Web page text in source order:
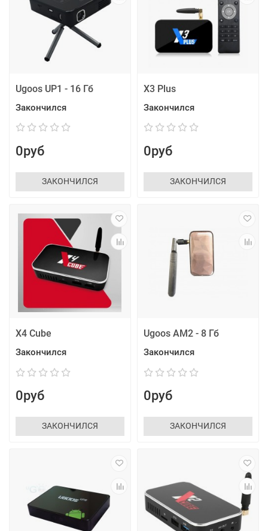
Ugoos UP1 - 16 Гб
Закончился
0руб
ЗАКОНЧИЛСЯ
X3 Plus
Закончился
0руб
ЗАКОНЧИЛСЯ
X4 Cube
Закончился
0руб
ЗАКОНЧИЛСЯ
Ugoos AM2 - 8 Гб
Закончился
0руб
ЗАКОНЧИЛСЯ